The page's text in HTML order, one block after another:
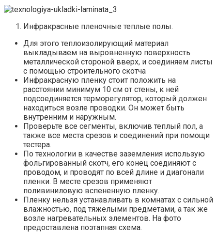
Инфракрасные пленочные теплые полы.
Для этого теплоизолирующий материал
выкладываем на выровненную поверхность
металлической стороной вверх, и соединяем листы
с помощью строительного скотча
Инфракрасную пленку стоит положить на
расстоянии минимум 10 см от стены, к ней
подсоединяется терморегулятор, который должен
находиться возле проводки. Он может быть
внутренним и наружным.
Проверьте все сегменты, включив теплый пол, а
также все места срезов и соединений при помощи
тестера.
По технологии в качестве заземления использую
фольгированный скотч, его конец соединяют с
проводом, и проводят по всей длине и диагонали
пленки. В месте срезов применяют
поливиниловую вспененную пленку.
Пленку нельзя устанавливать в комнатах с сильной
влажностью, под тяжелыми предметами, а так же
возле нагревательных элементов. На фото
предоставлена поэтапная схема.